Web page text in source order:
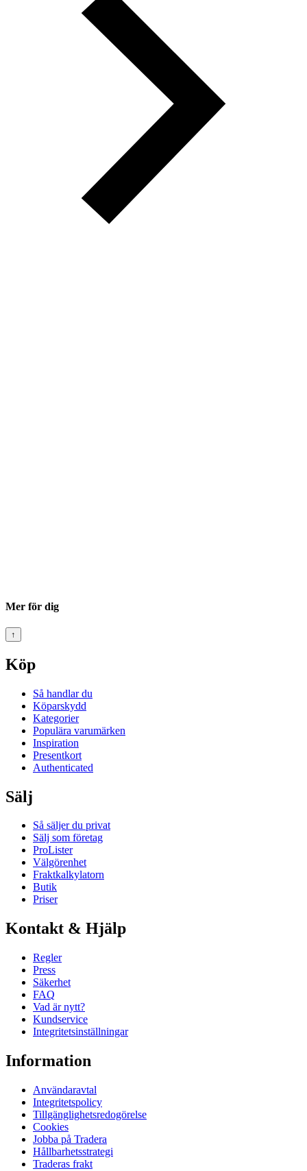
Mer för dig
↑
Köp
Så handlar du
Köparskydd
Kategorier
Populära varumärken
Inspiration
Presentkort
Authenticated
Sälj
Så säljer du privat
Sälj som företag
ProLister
Välgörenhet
Fraktkalkylatorn
Butik
Priser
Kontakt & Hjälp
Regler
Press
Säkerhet
FAQ
Vad är nytt?
Kundservice
Integritetsinställningar
Information
Användaravtal
Integritetspolicy
Tillgänglighetsredogörelse
Cookies
Jobba på Tradera
Hållbarhetsstrategi
Traderas frakt